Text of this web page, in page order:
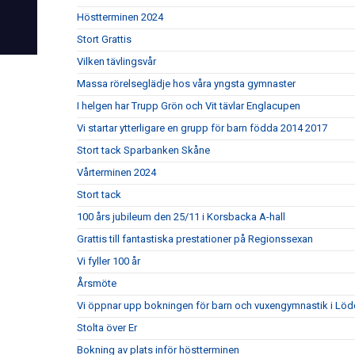
Höstterminen 2024
Stort Grattis
Vilken tävlingsvår
Massa rörelseglädje hos våra yngsta gymnaster
I helgen har Trupp Grön och Vit tävlar Englacupen
Vi startar ytterligare en grupp för barn födda 2014 2017
Stort tack Sparbanken Skåne
Vårterminen 2024
Stort tack
100 års jubileum den 25/11 i Korsbacka A-hall
Grattis till fantastiska prestationer på Regionssexan
Vi fyller 100 år
Årsmöte
Vi öppnar upp bokningen för barn och vuxengymnastik i
Stolta över Er
Bokning av plats inför höstterminen